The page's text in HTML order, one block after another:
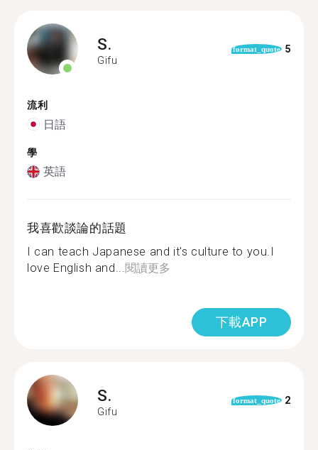
S.
Gifu
format_quote 5
流利
日語
學
英語
我喜歡談論的話題
I can teach Japanese and it's culture to you.I
love English and...閱讀更多
下載APP
S.
Gifu
format_quote 2